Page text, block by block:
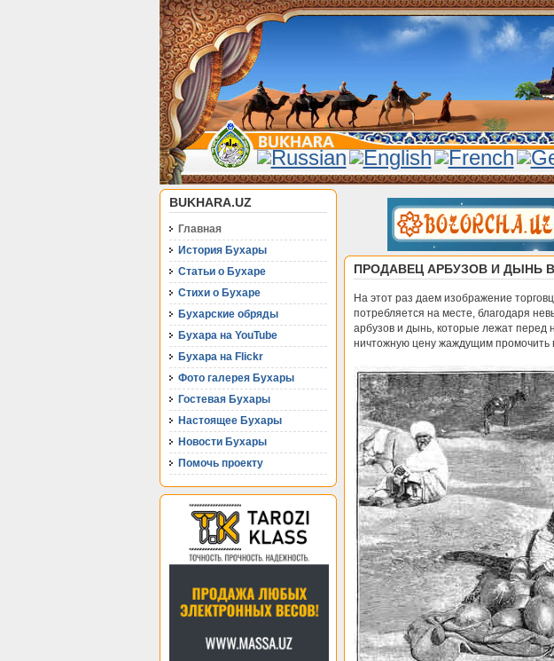
BUKHARA.UZ
Главная
История Бухары
Статьи о Бухаре
Стихи о Бухаре
Бухарские обряды
Бухара на YouTube
Бухара на Flickr
Фото галерея Бухары
Гостевая Бухары
Настоящее Бухары
Новости Бухары
Помочь проекту
ПРОДАВЕЦ АРБУЗОВ И ДЫНЬ
На этот раз даем изображение
потребляется на месте, благодаря
арбузов и дынь, которые лежат
ничтожную цену жаждущим промочить